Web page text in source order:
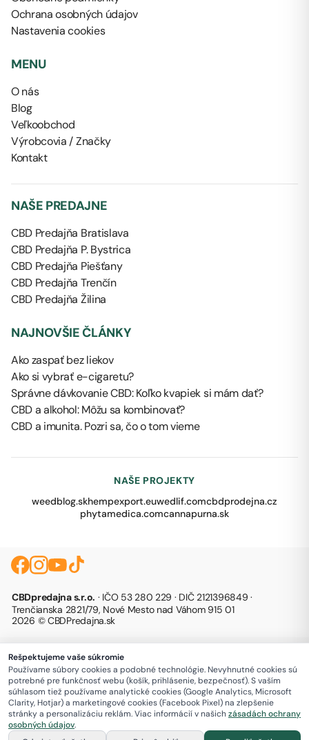
Ochrana osobných údajov
Nastavenia cookies
MENU
O nás
Blog
Veľkoobchod
Výrobcovia / Značky
Kontakt
NAŠE PREDAJNE
CBD Predajňa Bratislava
CBD Predajňa P. Bystrica
CBD Predajňa Piešťany
CBD Predajňa Trenčín
CBD Predajňa Žilina
NAJNOVŠIE ČLÁNKY
Ako zaspať bez liekov
Ako si vybrať e-cigaretu?
Správne dávkovanie CBD: Koľko kvapiek si mám dať?
CBD a alkohol: Môžu sa kombinovať?
CBD a imunita. Pozri sa, čo o tom vieme
NAŠE PROJEKTY
weedblog.skhempexport.euwedlif.comcbdprodejna.cz
phytamedica.comcannapurna.sk
CBDpredajna s.r.o. · IČO 53 280 229 · DIČ 2121396849 ·
Trenčianska 2821/79, Nové Mesto nad Váhom 915 01
2026 © CBDPredajna.sk
Rešpektujeme vaše súkromie
Používame súbory cookies a podobné technológie. Nevyhnutné cookies sú
potrebné pre funkčnosť webu (košík, prihlásenie, bezpečnosť). S vaším
súhlasom tiež používame analytické cookies (Google Analytics, Microsoft
Clarity, Hotjar) a marketingové cookies (Facebook Pixel) na zlepšenie
stránky a personalizáciu reklám. Viac informácií v našichzásadách ochrany
osobných údajov.